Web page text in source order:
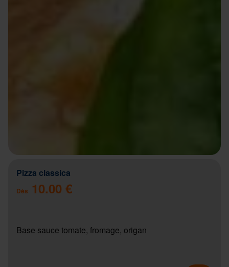
Pizza classica
Dès 10.00 €
Base sauce tomate, fromage, origan